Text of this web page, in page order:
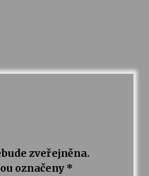
za Humpolec. V Želivě ožije
Novenka v Klášteře
zveřejněna.
označeny *